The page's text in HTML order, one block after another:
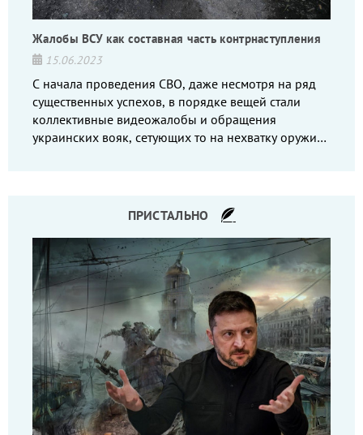
Жалобы ВСУ как составная часть контрнаступления
15.06.2023
С начала проведения СВО, даже несмотря на ряд
существенных успехов, в порядке вещей стали
коллективные видеожалобы и обращения
украинских вояк, сетующих то на нехватку оружия,
ПРИСТАЛЬНО